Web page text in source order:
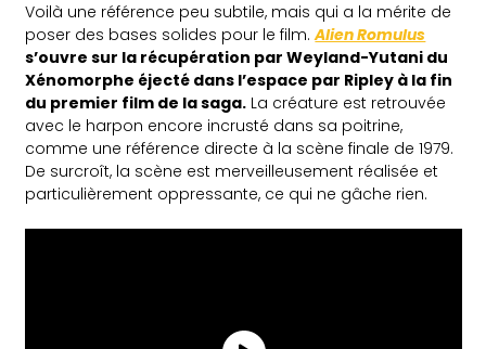
Voilà une référence peu subtile, mais qui a la mérite de
poser des bases solides pour le film.Alien Romulus
s’ouvre sur la récupération par Weyland-Yutani du
Xénomorphe éjecté dans l’espace par Ripley à la fin
du premier film de la saga. La créature est retrouvée
avec le harpon encore incrusté dans sa poitrine,
comme une référence directe à la scène finale de 1979.
De surcroît, la scène est merveilleusement réalisée et
particulièrement oppressante, ce qui ne gâche rien.